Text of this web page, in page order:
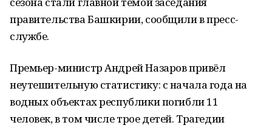
правительства Башкирии, сообщили в пресс-
службе.
Премьер-министр Андрей Назаров привёл
неутешительную статистику: с начала года на
водных объектах республики погибли 11
человек, в том числе трое детей. Трагедии